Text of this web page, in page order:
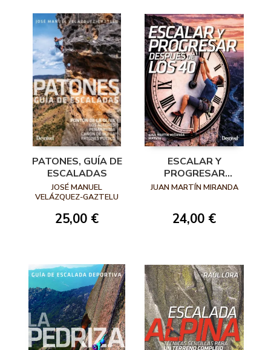
PATONES, GUÍA DE
ESCALADAS
JOSÉ MANUEL
VELÁZQUEZ-GAZTELU
25,00 €
ESCALAR Y
PROGRESAR
DESPUÉS DE LOS
JUAN MARTÍN MIRANDA
24,00 €